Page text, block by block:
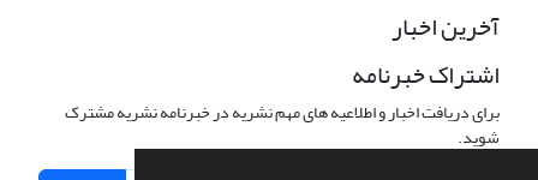
آخرین اخبار
اشتراک خبرنامه
برای دریافت اخبار و اطلاعیه های مهم نشریه در خبرنامه نشریه مشترک
شوید.